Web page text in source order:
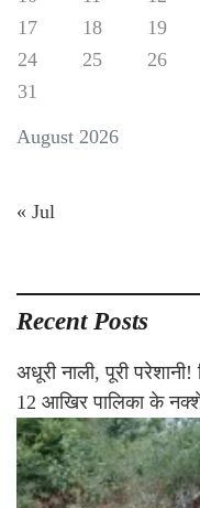
August 2026
17
18 19
24
25 26
31
« Jul
Recent Posts
अधूरी नाली, पूरी
12 आखिर पालिका के नक्शे